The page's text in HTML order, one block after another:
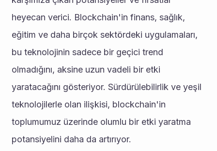
heyecan verici. Blockchain'in finans, sağlık,
eğitim ve daha birçok sektördeki uygulamaları,
bu teknolojinin sadece bir geçici trend
olmadığını, aksine uzun vadeli bir etki
yaratacağını gösteriyor. Sürdürülebilirlik ve yeşil
teknolojilerle olan ilişkisi, blockchain'in
toplumumuz üzerinde olumlu bir etki yaratma
potansiyelini daha da artırıyor.